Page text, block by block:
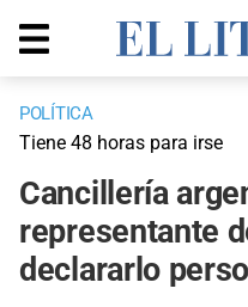
POLÍTICA
Tiene 48 horas para irse
Cancillería
representante
declararlo